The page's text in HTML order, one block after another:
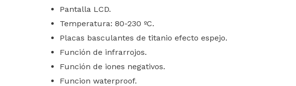
Pantalla LCD.
Temperatura: 80-230 ºC.
Placas basculantes de titanio efecto espejo.
Función de infrarrojos.
Función de iones negativos.
Funcion waterproof.